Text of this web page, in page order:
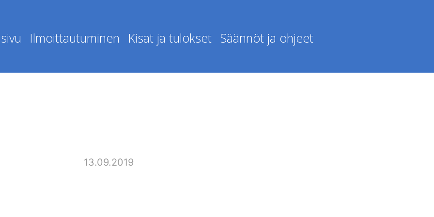
Ilmoittautuminen Kisat ja tulokset Säännöt ja ohjeet
13.09.2019